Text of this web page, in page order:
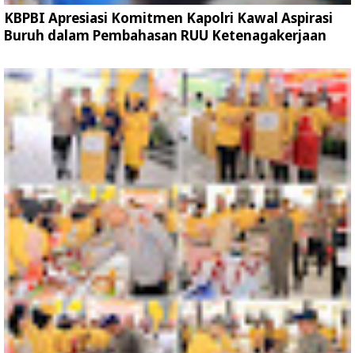
KBPBI Apresiasi Komitmen Kapolri Kawal Aspirasi
Buruh dalam Pembahasan RUU Ketenagakerjaan